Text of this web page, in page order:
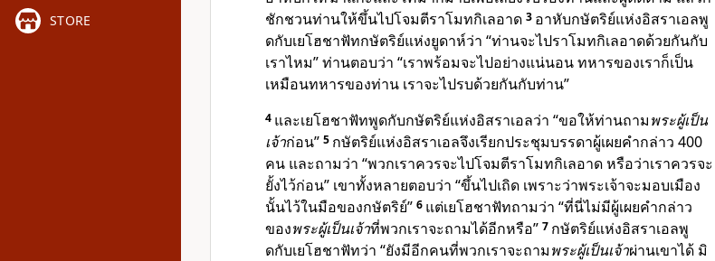
STORE
ชักชวนท่านให้ขึ้นไปโจมตีราโมทกิเลอาด 3 อาหับกษัตริย์แห่งอิสราเอลพู
ดกับเยโฮชาฟัทกษัตริย์แห่งยูดาห์ว่า “ท่านจะไปราโมทกิเลอาดด้วยกันกับ
เราไหม” ท่านตอบว่า “เราพร้อมจะไปอย่างแน่นอน ทหารของเราก็เป็น
เหมือนทหารของท่าน เราจะไปรบด้วยกันกับท่าน”
4 และเยโฮชาฟัทพูดกับกษัตริย์แห่งอิสราเอลว่า “ขอให้ท่านถามพระผู้เป็น
เจ้าก่อน” 5 กษัตริย์แห่งอิสราเอลจึงเรียกประชุมบรรดาผู้เผยคำกล่าว 400
คน และถามว่า “พวกเราควรจะไปโจมตีราโมทกิเลอาด หรือว่าเราควรจะ
ยั้งไว้ก่อน” เขาทั้งหลายตอบว่า “ขึ้นไปเถิด เพราะว่าพระเจ้าจะมอบเมือง
นั้นไว้ในมือของกษัตริย์” 6 แต่เยโฮชาฟัทถามว่า “ที่นี่ไม่มีผู้เผยคำกล่าว
ของพระผู้เป็นเจ้าที่พวกเราจะถามได้อีกหรือ” 7 กษัตริย์แห่งอิสราเอลพู
ดกับเยโฮชาฟัทว่า “ยังมีอีกคนที่พวกเราจะถามพระผู้เป็นเจ้าผ่านเขาได้ มิ